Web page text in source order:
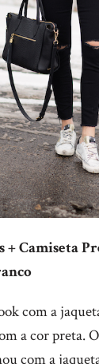
+ Camiseta
com a
a cor preta.
com a